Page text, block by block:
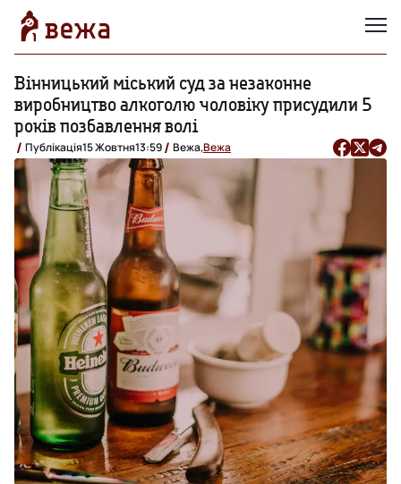
Вінницький міський суд за незаконне
виробництво алкоголю чоловіку присудили 5
років позбавлення волі
Публікація15 Жовтня13:59 Вежа,Вежа